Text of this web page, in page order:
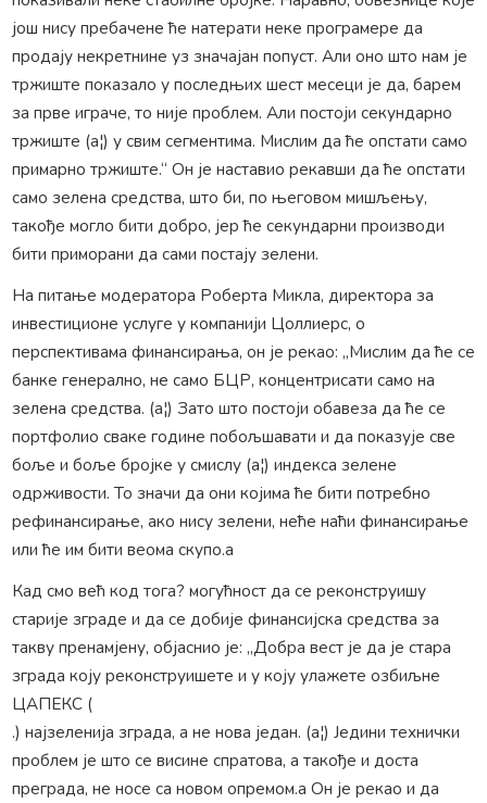
још нису пребачене ће натерати неке програмере да
продају некретнине уз значајан попуст. Али оно што нам је
тржиште показало у последњих шест месеци је да, барем
за прве играче, то није проблем. Али постоји секундарно
тржиште (а¦) у свим сегментима. Мислим да ће опстати само
примарно тржиште.“ Он је наставио рекавши да ће опстати
само зелена средства, што би, по његовом мишљењу,
такође могло бити добро, јер ће секундарни производи
бити приморани да сами постају зелени.
На питање модератора Роберта Микла, директора за
инвестиционе услуге у компанији Цоллиерс, о
перспективама финансирања, он је рекао: „Мислим да ће се
банке генерално, не само БЦР, концентрисати само на
зелена средства. (а¦) Зато што постоји обавеза да ће се
портфолио сваке године побољшавати и да показује све
боље и боље бројке у смислу (а¦) индекса зелене
одрживости. То значи да они којима ће бити потребно
рефинансирање, ако нису зелени, неће наћи финансирање
или ће им бити веома скупо.а
Кад смо већ код тога? могућност да се реконструишу
старије зграде и да се добије финансијска средства за
такву пренамјену, објаснио је: „Добра вест је да је стара
зграда коју реконструишете и у коју улажете озбиљне
ЦАПЕКС (
.) најзеленија зграда, а не нова један. (а¦) Једини технички
проблем је што се висине спратова, а такође и доста
преграда, не носе са новом опремом.а Он је рекао и да